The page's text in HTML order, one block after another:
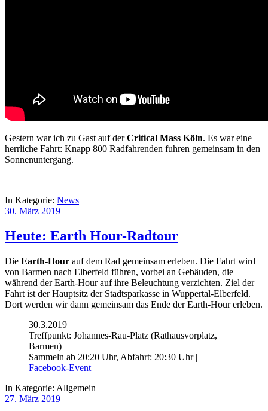
Gestern war ich zu Gast auf derCritical Mass Köln. Es war eine
herrliche Fahrt: Knapp 800 Radfahrenden fuhren gemeinsam in den
Sonnenuntergang.
In Kategorie: News
30. März 2019
Heute: Earth Hour-Radtour
Die Earth-Hour auf dem Rad gemeinsam erleben. Die Fahrt wird
von Barmen nach Elberfeld führen, vorbei an Gebäuden, die
während der Earth-Hour auf ihre Beleuchtung verzichten. Ziel der
Fahrt ist der Hauptsitz der Stadtsparkasse in Wuppertal-Elberfeld.
Dort werden wir dann gemeinsam das Ende der Earth-Hour erleben.
30.3.2019
Treffpunkt: Johannes-Rau-Platz (Rathausvorplatz,
Barmen)
Sammeln ab 20:20 Uhr, Abfahrt: 20:30 Uhr |
Facebook-Event
In Kategorie: Allgemein
27. März 2019